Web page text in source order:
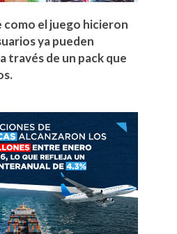
el juego hicieron
ya pueden
través de un pack que